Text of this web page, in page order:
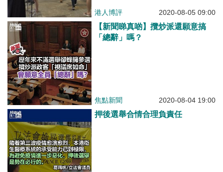
港人博評 2020-08-05 09:00
【新聞睇真啲】攬炒派還願意搞
「總辭」嗎？
焦點新聞 2020-08-04 19:00
押後選舉合情合理負責任